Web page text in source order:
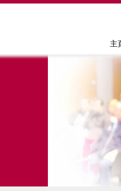
Jump to navigation
主